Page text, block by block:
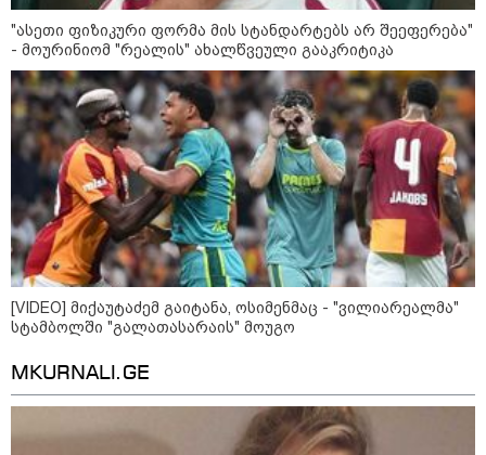
9
აგვისტო
დღის ზოგადი
ასტროლოგიური
პროგნოზი
აგვისტო აგარაკზე: ეს 5 საქმე
უნდა მოასწროთ შემოდგომის
დადგომამდე
გამდიდრდება?
"ასეთი ფიზიკური ფორმა მის სტანდარტებს არ შეეფერება"
- მოურინიომ "რეალის" ახალწვეული გააკრიტიკა
[VIDEO] მიქაუტაძემ გაიტანა, ოსიმენმაც - "ვილიარეალმა"
სტამბოლში "გალათასარაის" მოუგო
MKURNALI.GE